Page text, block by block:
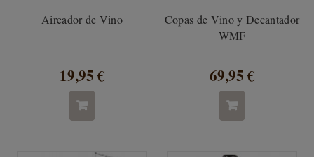
Aireador de Vino
19,95 €
Copas de Vino y Decantador
WMF
69,95 €